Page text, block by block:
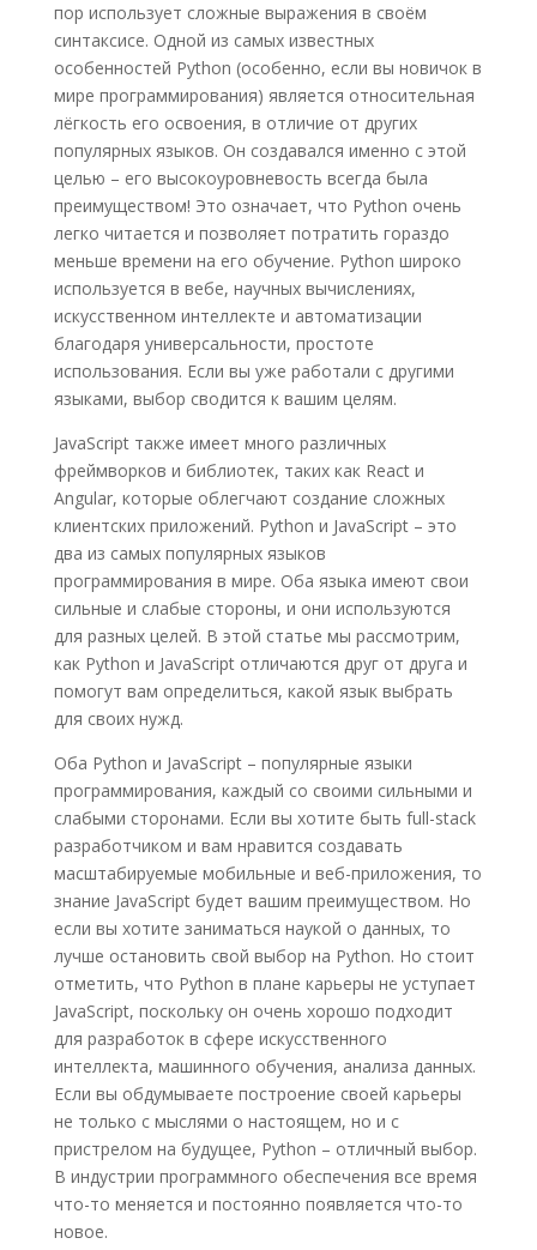
пор использует сложные выражения в своём
синтаксисе. Одной из самых известных
особенностей Python (особенно, если вы новичок в
мире программирования) является относительная
лёгкость его освоения, в отличие от других
популярных языков. Он создавался именно с этой
целью – его высокоуровневость всегда была
преимуществом! Это означает, что Python очень
легко читается и позволяет потратить гораздо
меньше времени на его обучение. Python широко
используется в вебе, научных вычислениях,
искусственном интеллекте и автоматизации
благодаря универсальности, простоте
использования. Если вы уже работали с другими
языками, выбор сводится к вашим целям.
JavaScript также имеет много различных
фреймворков и библиотек, таких как React и
Angular, которые облегчают создание сложных
клиентских приложений. Python и JavaScript – это
два из самых популярных языков
программирования в мире. Оба языка имеют свои
сильные и слабые стороны, и они используются
для разных целей. В этой статье мы рассмотрим,
как Python и JavaScript отличаются друг от друга и
помогут вам определиться, какой язык выбрать
для своих нужд.
Оба Python и JavaScript – популярные языки
программирования, каждый со своими сильными и
слабыми сторонами. Если вы хотите быть full-stack
разработчиком и вам нравится создавать
масштабируемые мобильные и веб-приложения, то
знание JavaScript будет вашим преимуществом. Но
если вы хотите заниматься наукой о данных, то
лучше остановить свой выбор на Python. Но стоит
отметить, что Python в плане карьеры не уступает
JavaScript, поскольку он очень хорошо подходит
для разработок в сфере искусственного
интеллекта, машинного обучения, анализа данных.
Если вы обдумываете построение своей карьеры
не только с мыслями о настоящем, но и с
пристрелом на будущее, Python – отличный выбор.
В индустрии программного обеспечения все время
что-то меняется и постоянно появляется что-то
новое.